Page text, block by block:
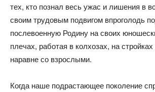
тех, кто познал весь ужас и лишения в
своим трудовым подвигом впроголодь
послевоенную Родину на своих
плечах, работая в колхозах, на
наравне со взрослыми.
Когда наше подрастающее поколение